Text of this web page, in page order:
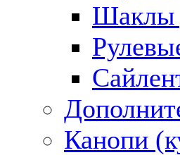
Шаклы
Канопи